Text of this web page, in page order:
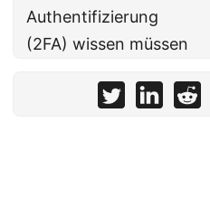
Authentifizierung
(2FA) wissen müssen